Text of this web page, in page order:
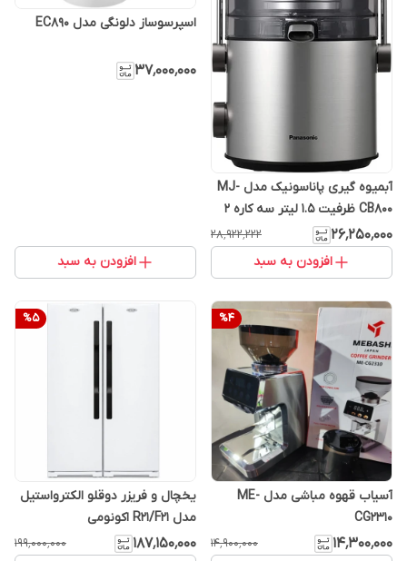
آبمیوه گیری پاناسونیک مدل MJ-
CB800 ظرفیت ۱.۵ لیتر سه کاره ۲
سرعته
۲۶٬۲۵۰٬۰۰۰ ۲۸٬۹۲۲٬۲۲۲
افزودن به سبد
اسپرسوساز دلونگی مدل EC890
۳۷٬۰۰۰٬۰۰۰
افزودن به سبد
%4
آسیاب قهوه مباشی مدل ME-
CG2310
۱۴٬۳۰۰٬۰۰۰ ۱۴٬۹۰۰٬۰۰۰
%5
یخچال و فریزر دوقلو الکترواستیل
مدل R21/F21 اکونومی
۱۸۷٬۱۵۰٬۰۰۰ ۱۹۹٬۰۰۰٬۰۰۰